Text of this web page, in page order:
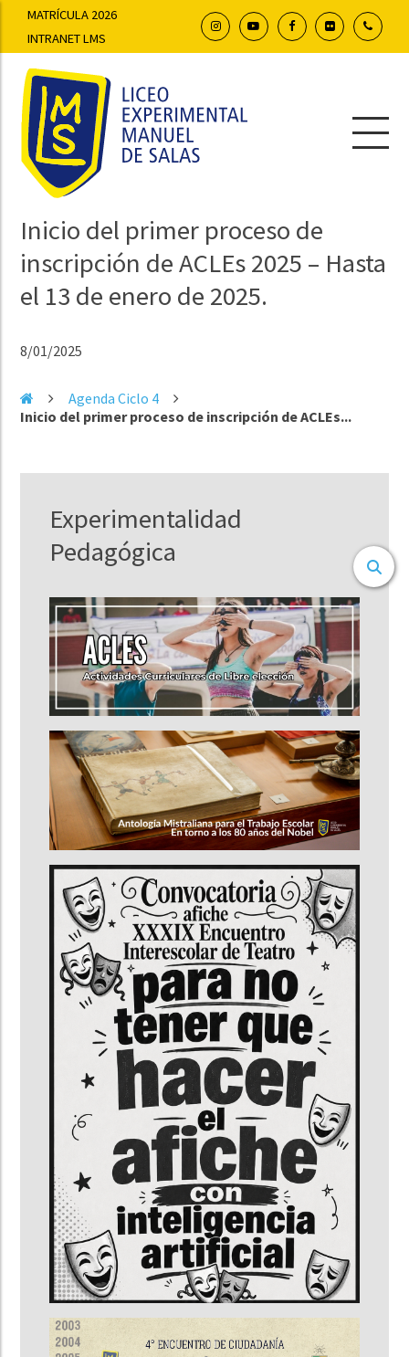
MATRÍCULA 2026
INTRANET LMS
Inicio del primer proceso de
inscripción de ACLEs 2025 – Hasta
el 13 de enero de 2025.
8/01/2025
Agenda Ciclo 4
Inicio del primer proceso de inscripción de ACLEs...
Experimentalidad
Pedagógica